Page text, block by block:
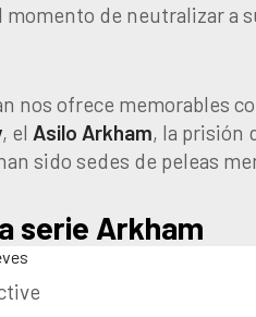
momento de neutralizar a
nos ofrece memorables
, el Asilo Arkham, la prisión
sido sedes de peleas
serie Arkham